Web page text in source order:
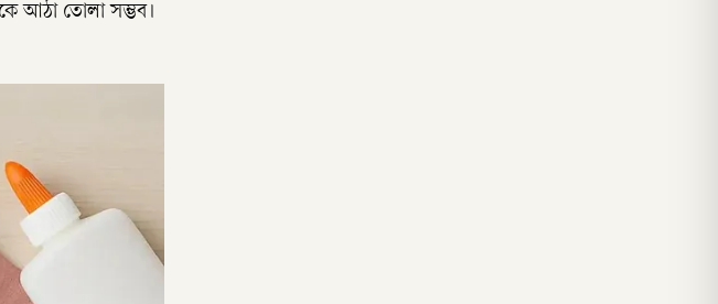
আঠা তোলা সম্ভব।